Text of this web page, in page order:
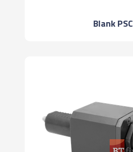
Blank PSC